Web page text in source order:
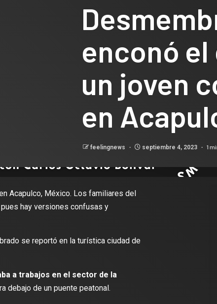
enconó
un joven
en
feelingnews septiembre 4, 2023 1
Acapulco, México. Los familiares del
hay versiones confusas y
se reportó en la turística ciudad de
a trabajos en el sector de la
debajo de un puente peatonal.